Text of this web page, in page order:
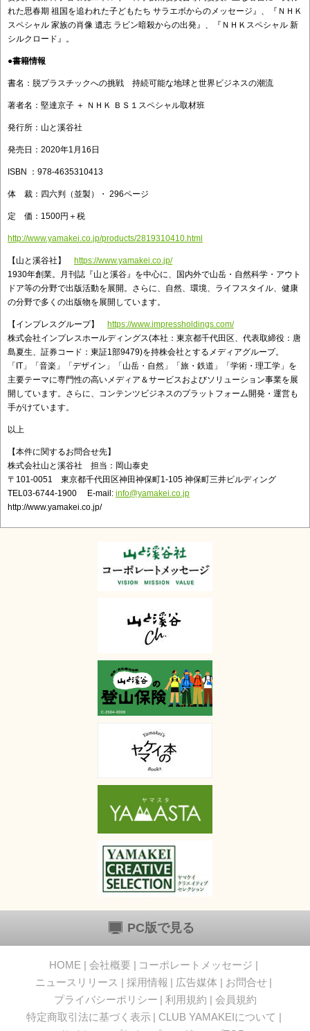
れた思春期 祖国を追われた子どもたち サラエボからのメッセージ』、『ＮＨＫ
スペシャル 家族の肖像 遺志 ラビン暗殺からの出発』、『ＮＨＫスペシャル 新
シルクロード』。
●書籍情報
書名：脱プラスチックへの挑戦 持続可能な地球と世界ビジネスの潮流
著者名：堅達京子 ＋ ＮＨＫ ＢＳ１スペシャル取材班
発行所：山と溪谷社
発売日：2020年1月16日
ISBN ：978-4635310413
体 裁：四六判（並製）・ 296ページ
定 価：1500円＋税
http://www.yamakei.co.jp/products/2819310410.html
【山と溪谷社】 https://www.yamakei.co.jp/
1930年創業。月刊誌『山と溪谷』を中心に、国内外で山岳・自然科学・アウト
ドア等の分野で出版活動を展開。さらに、自然、環境、ライフスタイル、健康
の分野で多くの出版物を展開しています。
【インプレスグループ】
https://www.impressholdings.com/
株式会社インプレスホールディングス(本社：東京都千代田区、代表取締役：唐
島夏生、証券コード：東証1部9479)を持株会社とするメディアグループ。
「IT」「音楽」「デザイン」「山岳・自然」「旅・鉄道」「学術・理工学」を
主要テーマに専門性の高いメディア＆サービスおよびソリューション事業を展
開しています。さらに、コンテンツビジネスのプラットフォーム開発・運営も
手がけています。
以上
【本件に関するお問合せ先】
株式会社山と溪谷社 担当：岡山泰史
〒101-0051 東京都千代田区神田神保町1-105 神保町三井ビルディング
TEL03-6744-1900 E-mail: info@yamakei.co.jp
http://www.yamakei.co.jp/
PC版で見る
HOME 会社概要
コーポレートメッセージ
ニュースリリース
採用情報 広告媒体
お問合せ
プライバシーポリシー
利用規約
会員規約
特定商取引法に基づく表示
CLUB YAMAKEIについて